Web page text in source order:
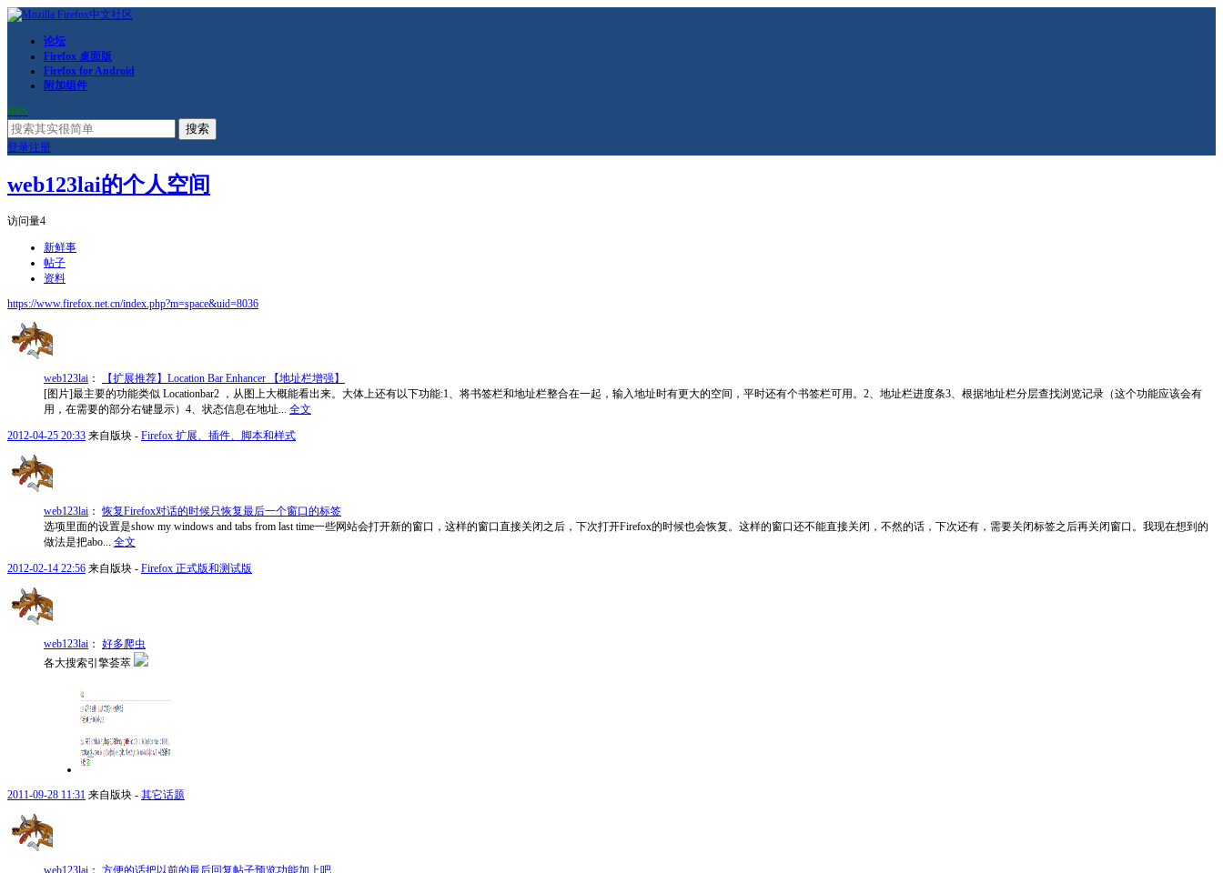
论坛
Firefox 桌面版
Firefox for Android
附加组件
RSS
搜索
登录注册
web123lai的个人空间
访问量4
新鲜事
帖子
资料
https://www.firefox.net.cn/index.php?m=space&uid=8036
web123lai ：
【扩展推荐】Location Bar Enhancer 【地址栏增强】
[图片]最主要的功能类似 Locationbar2 ，从图上大概能看出来。大体上还有以下功能:1、将书签栏和地址栏整合在一起，输入地址时有更大的空间，平时还有个书签栏可用。2、地址栏进度条3、根据地址栏分层查找浏览记录（这个功能应该会有
用，在需要的部分右键显示）4、状态信息在地址... 全文
2012-04-25 20:33 来自版块 - Firefox 扩展、插件、脚本和样式
web123lai ：恢复Firefox对话的时候只恢复最后一个窗口的标签
选项里面的设置是show my windows and tabs from last time一些网站会打开新的窗口，这样的窗口直接关闭之后，下次打开Firefox的时候也会恢复。这样的窗口还不能直接关闭，不然的话，下次还有，需要关闭标签之后再关闭窗口。我现在想到的
做法是把abo... 全文
2012-02-14 22:56 来自版块 - Firefox 正式版和测试版
web123lai ： 好多爬虫
各大搜索引擎荟萃
2011-09-28 11:31 来自版块 - 其它话题
web123lai ： 方便的话把以前的最后回复帖子预览功能加上吧